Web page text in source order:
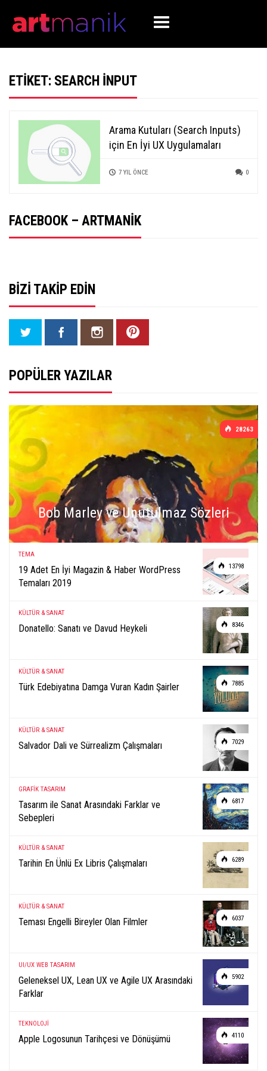
ETIKET: SEARCH INPUT
Arama Kutuları (Search Inputs)
için En İyi UX Uygulamaları
7 YIL ÖNCE 0
FACEBOOK – ARTMANIK
BIZI TAKIP EDIN
POPÜLER YAZILAR
28263
Bob Marley ve Unutulmaz Sözleri
13798
TEMA
19 Adet En İyi Magazin & Haber WordPress
Temaları 2019
8346
KÜLTÜR & SANAT
Donatello: Sanatı ve Davud Heykeli
7885
KÜLTÜR & SANAT
Türk Edebiyatına Damga Vuran Kadın Şairler
7029
KÜLTÜR & SANAT
Salvador Dali ve Sürrealizm Çalışmaları
6817
GRAFİK TASARIM
Tasarım ile Sanat Arasındaki Farklar ve
Sebepleri
6289
KÜLTÜR & SANAT
Tarihin En Ünlü Ex Libris Çalışmaları
6037
KÜLTÜR & SANAT
Teması Engelli Bireyler Olan Filmler
5902
UI/UX WEB TASARIM
Geleneksel UX, Lean UX ve Agile UX Arasındaki
Farklar
4110
TEKNOLOJİ
Apple Logosunun Tarihçesi ve Dönüşümü